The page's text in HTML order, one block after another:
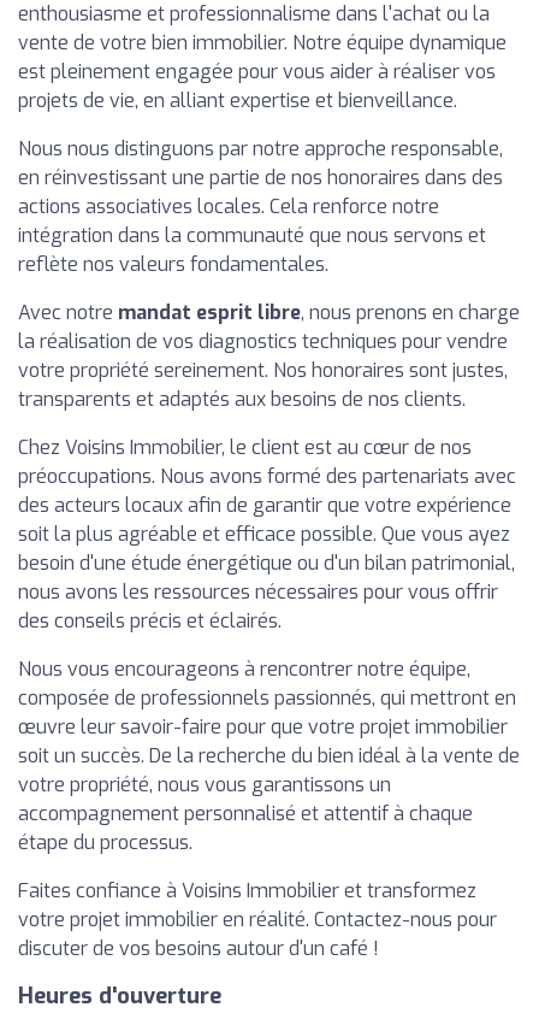
enthousiasme et professionnalisme dans l'achat ou la
vente de votre bien immobilier. Notre équipe dynamique
est pleinement engagée pour vous aider à réaliser vos
projets de vie, en alliant expertise et bienveillance.
Nous nous distinguons par notre approche responsable,
en réinvestissant une partie de nos honoraires dans des
actions associatives locales. Cela renforce notre
intégration dans la communauté que nous servons et
reflète nos valeurs fondamentales.
Avec notre mandat esprit libre, nous prenons en charge
la réalisation de vos diagnostics techniques pour vendre
votre propriété sereinement. Nos honoraires sont justes,
transparents et adaptés aux besoins de nos clients.
Chez Voisins Immobilier, le client est au cœur de nos
préoccupations. Nous avons formé des partenariats avec
des acteurs locaux afin de garantir que votre expérience
soit la plus agréable et efficace possible. Que vous ayez
besoin d'une étude énergétique ou d'un bilan patrimonial,
nous avons les ressources nécessaires pour vous offrir
des conseils précis et éclairés.
Nous vous encourageons à rencontrer notre équipe,
composée de professionnels passionnés, qui mettront en
œuvre leur savoir-faire pour que votre projet immobilier
soit un succès. De la recherche du bien idéal à la vente de
votre propriété, nous vous garantissons un
accompagnement personnalisé et attentif à chaque
étape du processus.
Faites confiance à Voisins Immobilier et transformez
votre projet immobilier en réalité. Contactez-nous pour
discuter de vos besoins autour d'un café !
Heures d'ouverture